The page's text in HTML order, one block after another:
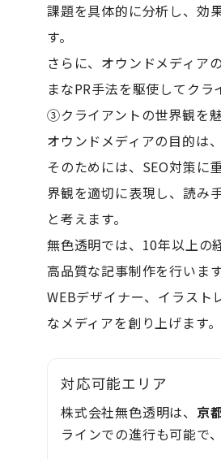
課題を具体的に分析し、効
す。
さらに、オウンドメディア
まなPR手法を駆使してクラ
③クライアントの世界観を
オウンドメディアの目的は
そのためには、SEO対策に
界観を適切に表現し、読み
と考えます。
無色透明では、10年以上の
高品質な記事制作を行いま
WEBデザイナー、イラスト
なメディアを創り上げます。
対応可能エリア
株式会社無色透明は、 京
ラインでの進行も可能で